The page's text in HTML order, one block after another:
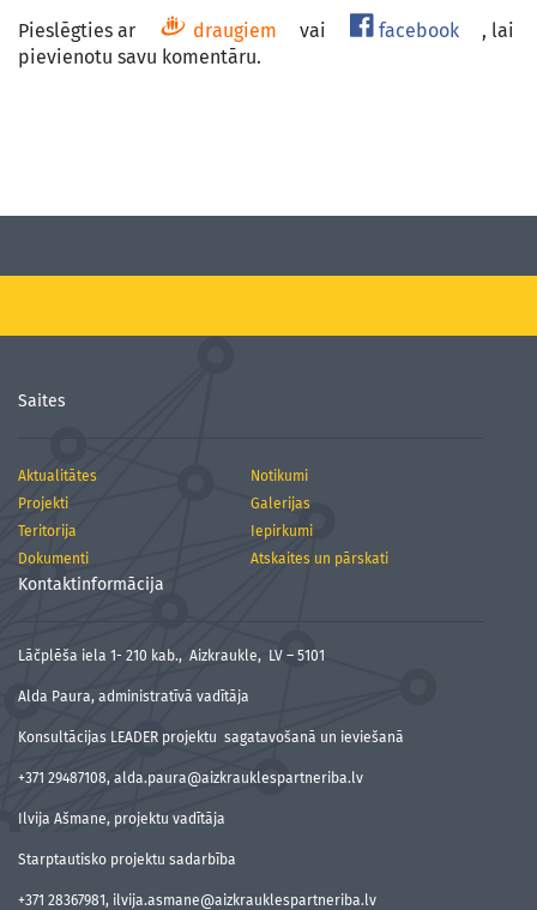
Pieslēgties ar draugiem vai facebook
, lai
pievienotu savu komentāru.
Saites
Aktualitātes
Notikumi
Projekti
Galerijas
Teritorija
Iepirkumi
Dokumenti
Atskaites un pārskati
Kontaktinformācija
Lāčplēša iela 1- 210 kab., Aizkraukle, LV – 5101
Alda Paura, administratīvā vadītāja
Konsultācijas LEADER projektu sagatavošanā un ieviešanā
+371 29487108, alda.paura@aizkrauklespartneriba.lv
Ilvija Ašmane, projektu vadītāja
Starptautisko projektu sadarbība
+371 28367981, ilvija.asmane@aizkrauklespartneriba.lv